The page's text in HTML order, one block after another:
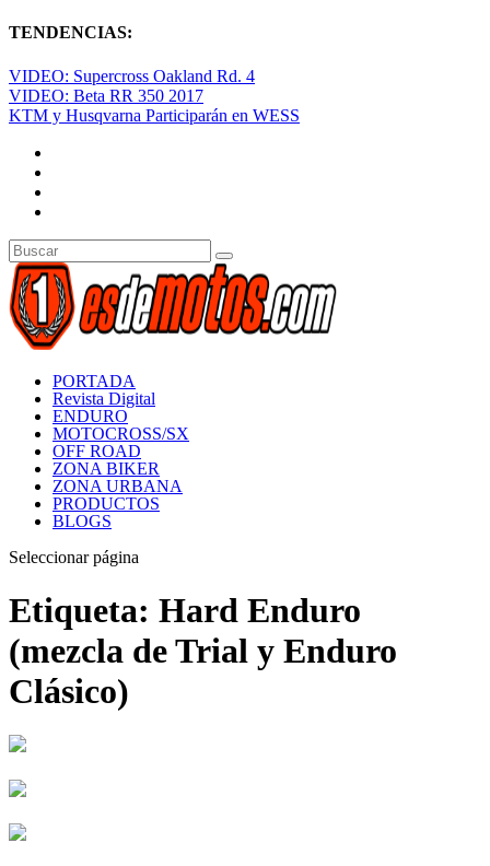
TENDENCIAS:
VIDEO: Supercross Oakland Rd. 4
VIDEO: Beta RR 350 2017
KTM y Husqvarna Participarán en WESS
PORTADA
Revista Digital
ENDURO
MOTOCROSS/SX
OFF ROAD
ZONA BIKER
ZONA URBANA
PRODUCTOS
BLOGS
Seleccionar página
Etiqueta: Hard Enduro
(mezcla de Trial y Enduro
Clásico)